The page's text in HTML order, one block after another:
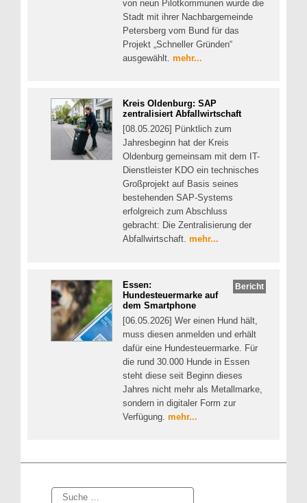
von neun Pilotkommunen wurde die
Stadt mit ihrer Nachbargemeinde
Petersberg vom Bund für das
Projekt „Schneller Gründen“
ausgewählt. mehr...
Kreis Oldenburg: SAP
zentralisiert Abfallwirtschaft
[08.05.2026] Pünktlich zum
Jahresbeginn hat der Kreis
Oldenburg gemeinsam mit dem IT-
Dienstleister KDO ein technisches
Großprojekt auf Basis seines
bestehenden SAP-Systems
erfolgreich zum Abschluss
gebracht: Die Zentralisierung der
Abfallwirtschaft. mehr...
Bericht
Essen:
Hundesteuermarke auf
dem Smartphone
[06.05.2026] Wer einen Hund hält,
muss diesen anmelden und erhält
dafür eine Hundesteuermarke. Für
die rund 30.000 Hunde in Essen
steht diese seit Beginn dieses
Jahres nicht mehr als Metallmarke,
sondern in digitaler Form zur
Verfügung. mehr...
Suche